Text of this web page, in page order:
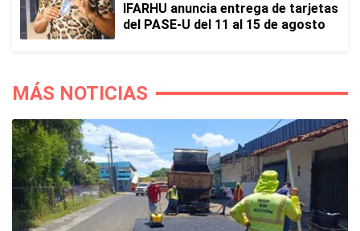
IFARHU anuncia entrega de tarjetas
del PASE-U del 11 al 15 de agosto
MÁS NOTICIAS